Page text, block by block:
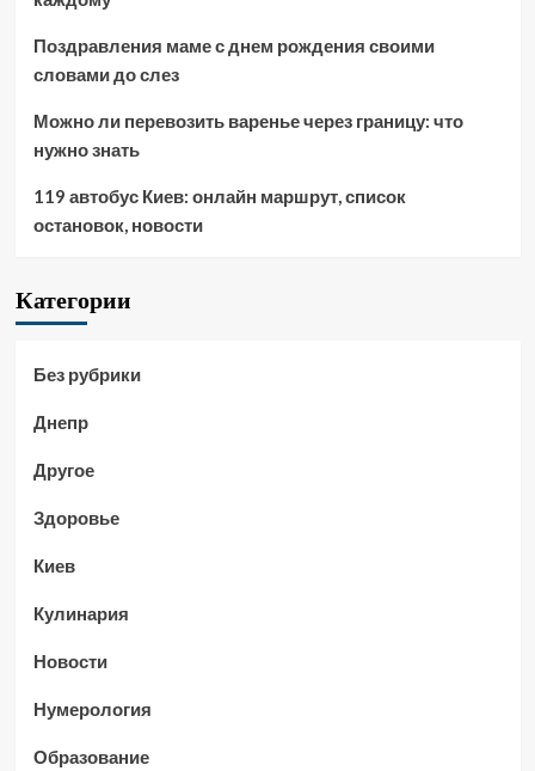
Поздравления маме с днем рождения своими
словами до слез
Можно ли перевозить варенье через границу: что
нужно знать
119 автобус Киев: онлайн маршрут, список
остановок, новости
Категории
Без рубрики
Днепр
Другое
Здоровье
Киев
Кулинария
Новости
Нумерология
Образование